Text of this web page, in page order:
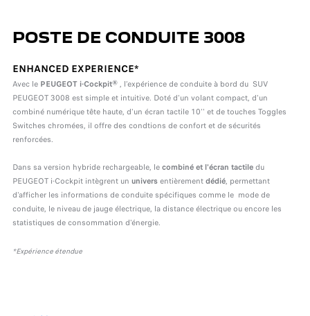
POSTE DE CONDUITE 3008
ENHANCED EXPERIENCE*
Avec le PEUGEOT i-Cockpit®, l’expérience de conduite à bord du SUV
PEUGEOT 3008 est simple et intuitive. Doté d'un volant compact, d'un
combiné numérique tête haute, d'un écran tactile 10'' et de touches Toggles
Switches chromées, il offre des condtions de confort et de sécurités
renforcées.
Dans sa version hybride rechargeable, lecombiné et l'écran tactiledu
PEUGEOT i-Cockpit intègrent un universentièrementdédié, permettant
d'afficher les informations de conduite spécifiques comme le mode de
conduite, le niveau de jauge électrique, la distance électrique ou encore les
statistiques de consommation d'énergie.
*Expérience étendue